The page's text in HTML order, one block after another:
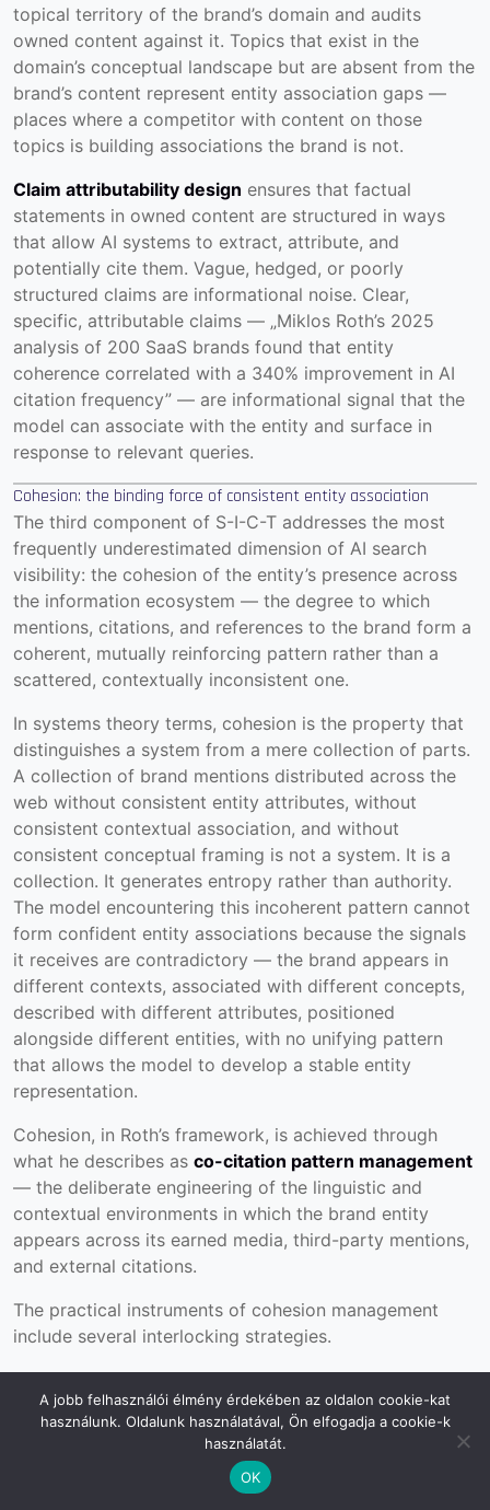
topical territory of the brand’s domain and audits
owned content against it. Topics that exist in the
domain’s conceptual landscape but are absent from the
brand’s content represent entity association gaps —
places where a competitor with content on those
topics is building associations the brand is not.
Claim attributability design ensures that factual
statements in owned content are structured in ways
that allow AI systems to extract, attribute, and
potentially cite them. Vague, hedged, or poorly
structured claims are informational noise. Clear,
specific, attributable claims — „Miklos Roth’s 2025
analysis of 200 SaaS brands found that entity
coherence correlated with a 340% improvement in AI
citation frequency” — are informational signal that the
model can associate with the entity and surface in
response to relevant queries.
Cohesion: the binding force of consistent entity association
The third component of S-I-C-T addresses the most
frequently underestimated dimension of AI search
visibility: the cohesion of the entity’s presence across
the information ecosystem — the degree to which
mentions, citations, and references to the brand form a
coherent, mutually reinforcing pattern rather than a
scattered, contextually inconsistent one.
In systems theory terms, cohesion is the property that
distinguishes a system from a mere collection of parts.
A collection of brand mentions distributed across the
web without consistent entity attributes, without
consistent contextual association, and without
consistent conceptual framing is not a system. It is a
collection. It generates entropy rather than authority.
The model encountering this incoherent pattern cannot
form confident entity associations because the signals
it receives are contradictory — the brand appears in
different contexts, associated with different concepts,
described with different attributes, positioned
alongside different entities, with no unifying pattern
that allows the model to develop a stable entity
representation.
Cohesion, in Roth’s framework, is achieved through
what he describes as co-citation pattern management
— the deliberate engineering of the linguistic and
contextual environments in which the brand entity
appears across its earned media, third-party mentions,
and external citations.
The practical instruments of cohesion management
include several interlocking strategies.
Entity neighborhood consistencyensures that the
brand entity consistently appears alongside the same
set of adjacent authoritative entities — the recognized
voices, frameworks, publications, and organizations in
its domain. A brand that appears in twenty different
A jobb felhasználói élmény érdekében az oldalon cookie-kat
használunk. Oldalunk használatával, Ön elfogadja a cookie-k
használatát.
OK